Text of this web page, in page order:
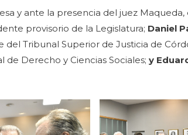
y ante la presencia del juez
provisorio de la Legislatura; Daniel
del Tribunal Superior de Justicia de
Derecho y Ciencias Sociales; y